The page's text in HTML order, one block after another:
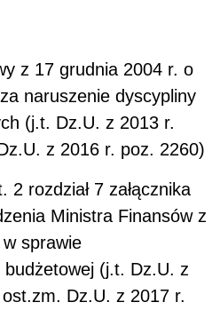
z 17 grudnia 2004 r. o
naruszenie dyscypliny
(j.t. Dz.U. z 2013 r.
z 2016 r. poz. 2260)
rozdział 7 załącznika
Ministra Finansów z
sprawie
(j.t. Dz.U. z
Dz.U. z 2017 r.